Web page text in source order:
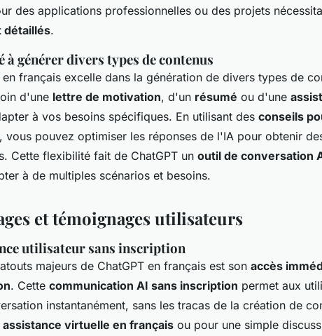
des applications professionnelles ou des projets
détaillés.
à générer divers types de contenus
en français excelle dans la génération de divers types de
d'une lettre de motivation, d'un résumé ou d'une
à vos besoins spécifiques. En utilisant des conseils
, vous pouvez optimiser les réponses de l'IA pour obtenir
Cette flexibilité fait de ChatGPT un outil de conversation
à de multiples scénarios et besoins.
et témoignages utilisateurs
utilisateur sans inscription
majeurs de ChatGPT en français est son accès
. Cette communication AI sans inscription permet aux
instantanément, sans les tracas de la création de
assistance virtuelle en français ou pour une simple